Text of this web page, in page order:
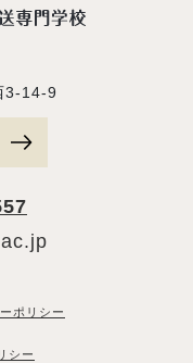
3-14-9
ポリシー
シー